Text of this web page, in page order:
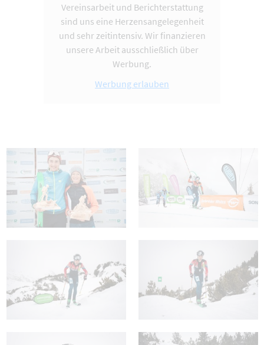
Vereinsarbeit und Berichterstattung
sind uns eine Herzensangelegenheit
und sehr zeitintensiv. Wir finanzieren
unsere Arbeit ausschließlich über
Werbung.
Werbung erlauben